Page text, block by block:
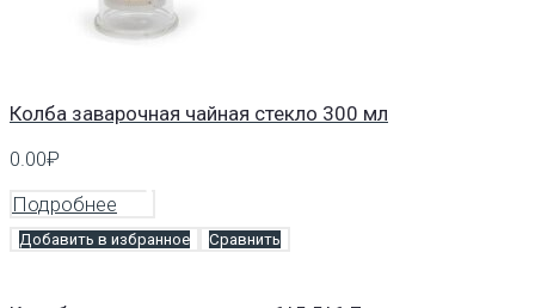
Колба заварочная чайная стекло 300 мл
0.00₽
Подробнее
Добавить в избранное Сравнить